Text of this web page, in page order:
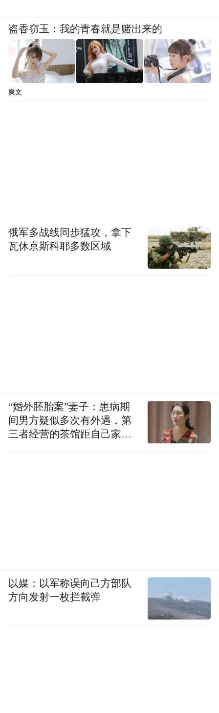
盗香窃玉：我的青春就是赌出来的
爽文
俄军多战线同步猛攻，拿下
瓦休京斯科耶多数区域
“婚外胚胎案”妻子：患病期
间男方疑似多次有外遇，第
三者经营的茶馆距自己家步
以媒：以军称误向己方部队
方向发射一枚拦截弹